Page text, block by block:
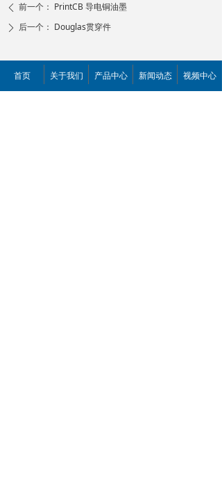
ꄴ 前一个： PrintCB 导电铜油墨
ꄲ 后一个： Douglas贯穿件
首页 关于我们 产品中心 新闻动态 视频中心